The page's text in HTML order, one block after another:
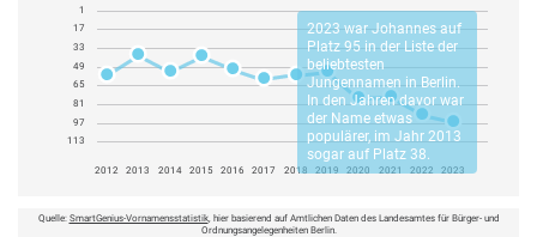
2023 war Johannesauf
Platz 95 in der Liste der
beliebtesten
Jungennamen in Berlin.
In den Jahren davor war
der Name etwas
populärer, im Jahr 2013
sogar auf Platz 38.
1
17
33
49
65
81
97
113
2012 2013 2014 2015 2016 2017 2018 2019 2020 2021 2022 2023
Quelle: SmartGenius-Vornamensstatistik, hier basierend auf Amtlichen Daten des Landesamtes für Bürger- und
Ordnungsangelegenheiten Berlin.